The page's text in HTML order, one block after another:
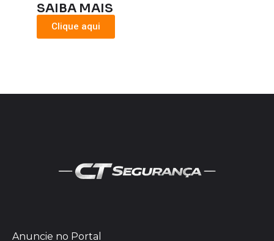
SAIBA MAIS
Clique aqui
Anuncie no Portal